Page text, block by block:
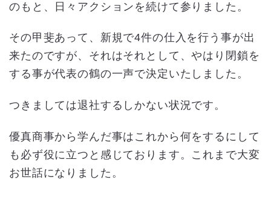
のもと、日々アクションを続けて参りました。
その甲斐あって、新規で4件の仕入を行う事が出
来たのですが、それはそれとして、やはり閉鎖を
する事が代表の鶴の一声で決定いたしました。
つきましては退社するしかない状況です。
優真商事から学んだ事はこれから何をするにして
も必ず役に立つと感じております。これまで大変
お世話になりました。